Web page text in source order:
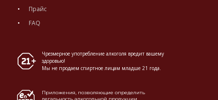
Прайс
FAQ
Чрезмерное употребление алкоголя вредит вашему
здоровью!
Мы не продаем спиртное лицам младше 21 года.
Приложения, позволяющие определить